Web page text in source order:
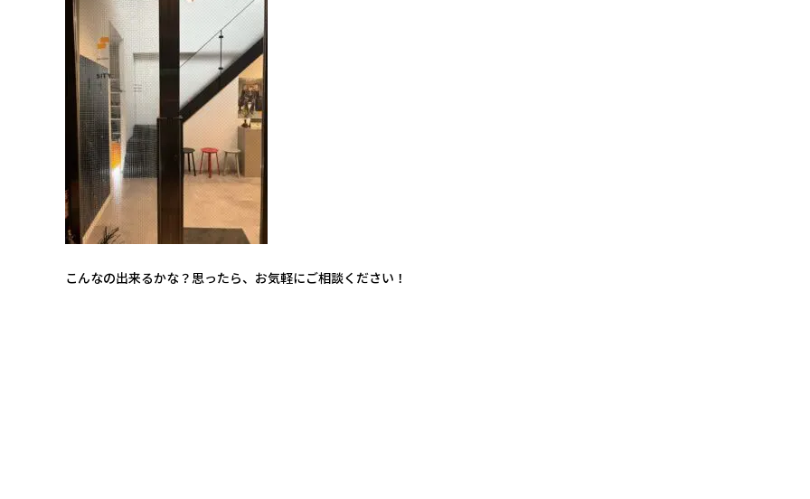
こんなの出来るかな？思ったら、お気軽にご相談ください！